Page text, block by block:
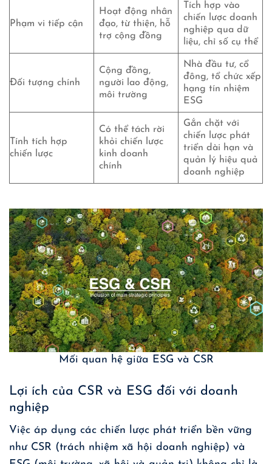
Phạm vi tiếp cận
Hoạt động nhân
đạo, từ thiện, hỗ
trợ cộng đồng
Tích hợp vào
chiến lược doanh
nghiệp qua dữ
liệu, chỉ số cụ thể
Đối tượng chính
Cộng đồng,
người lao động,
môi trường
Nhà đầu tư, cổ
đông, tổ chức xếp
hạng tín nhiệm
ESG
Tính tích hợp
chiến lược
Có thể tách rời
khỏi chiến lược
kinh doanh
chính
Gắn chặt với
chiến lược phát
triển dài hạn và
quản lý hiệu quả
doanh nghiệp
Mối quan hệ giữa ESG và CSR
Lợi ích của CSR và ESG đối với doanh
nghiệp
Việc áp dụng các chiến lược phát triển bền vững
như CSR (trách nhiệm xã hội doanh nghiệp) và